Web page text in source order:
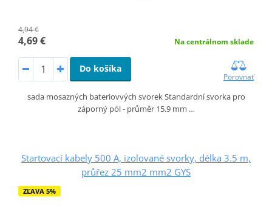
4,94 €
4,69 € Na centrálnom sklade
Do košíka
Porovnať
sada mosazných bateriovvých svorek Standardní svorka pro
záporný pól - průměr 15.9 mm …
Startovací kabely 500 A, izolované svorky, délka 3.5 m,
průřez 25 mm2 mm2 GYS
ZĽAVA 5%